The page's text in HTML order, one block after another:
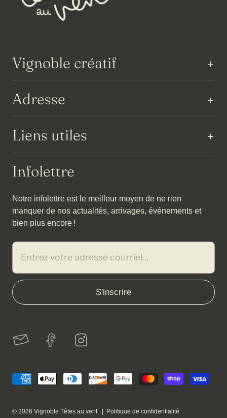
Vignoble créatif
Adresse
Liens utiles
Infolettre
Notre infolettre est le meilleur moyen de ne rien
manquer de nos actualités, arrivages, événements et
bien plus encore !
© 2026 Vignoble Têtes au vent. | Politique de confidentialité